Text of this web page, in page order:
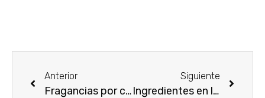
Anterior
Fragancias por categoría
Siguiente
Ingredientes en la perfumería